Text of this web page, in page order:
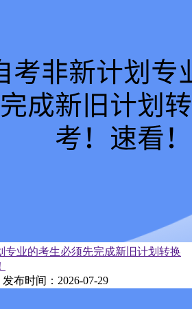
专业的考生必须先完成新旧计划转换
发布时间：2026-07-29